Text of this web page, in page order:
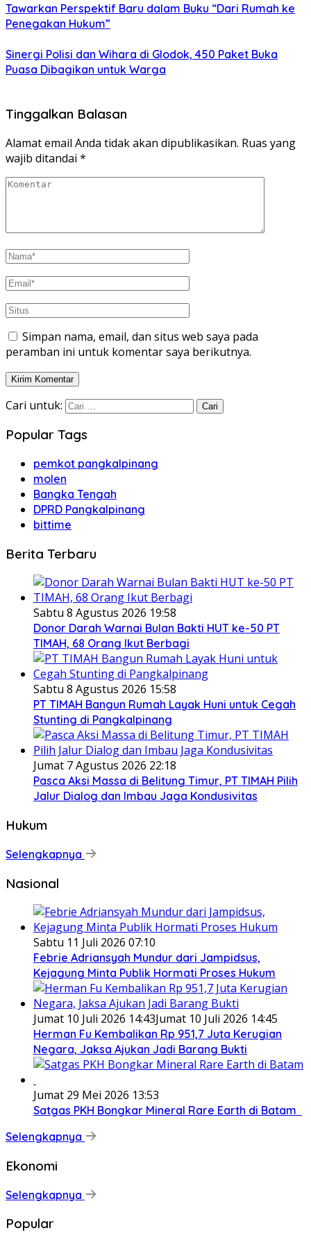
Tawarkan Perspektif Baru dalam Buku “Dari Rumah ke
Penegakan Hukum”
Sinergi Polisi dan Wihara di Glodok, 450 Paket Buka
Puasa Dibagikan untuk Warga
Tinggalkan Balasan
Alamat email Anda tidak akan dipublikasikan. Ruas yang
wajib ditandai *
Simpan nama, email, dan situs web saya pada
peramban ini untuk komentar saya berikutnya.
Cari untuk:
Popular Tags
pemkot pangkalpinang
molen
Bangka Tengah
DPRD Pangkalpinang
bittime
Berita Terbaru
Sabtu 8 Agustus 2026 19:58
Donor Darah Warnai Bulan Bakti HUT ke-50 PT
TIMAH, 68 Orang Ikut Berbagi
Sabtu 8 Agustus 2026 15:58
PT TIMAH Bangun Rumah Layak Huni untuk Cegah
Stunting di Pangkalpinang
Jumat 7 Agustus 2026 22:18
Pasca Aksi Massa di Belitung Timur, PT TIMAH Pilih
Jalur Dialog dan Imbau Jaga Kondusivitas
Hukum
Selengkapnya
Nasional
Sabtu 11 Juli 2026 07:10
Febrie Adriansyah Mundur dari Jampidsus,
Kejagung Minta Publik Hormati Proses Hukum
Jumat 10 Juli 2026 14:43Jumat 10 Juli 2026 14:45
Herman Fu Kembalikan Rp 951,7 Juta Kerugian
Negara, Jaksa Ajukan Jadi Barang Bukti
Jumat 29 Mei 2026 13:53
Satgas PKH Bongkar Mineral Rare Earth di Batam
Selengkapnya
Ekonomi
Selengkapnya
Popular